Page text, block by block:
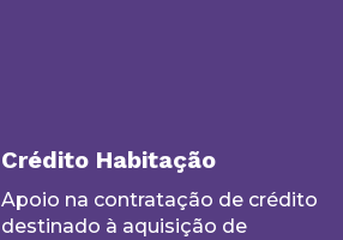
Crédito Habitação
Apoio na contratação de crédito
destinado à aquisição de